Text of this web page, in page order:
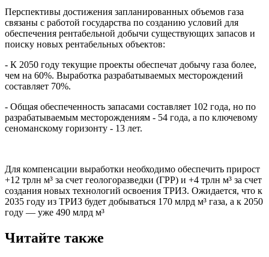
Перспективы достижения запланированных объемов газа
связаны с работой государства по созданию условий для
обеспечения рентабельной добычи существующих запасов и
поиску новых рентабельных объектов:
- К 2050 году текущие проекты обеспечат добычу газа более,
чем на 60%. Выработка разрабатываемых месторождений
составляет 70%.
- Общая обеспеченность запасами составляет 102 года, но по
разрабатываемым месторождениям - 54 года, а по ключевому
сеноманскому горизонту - 13 лет.
Для компенсации выработки необходимо обеспечить прирост
+12 трлн м³ за счет геологоразведки (ГРР) и +4 трлн м³ за счет
создания новых технологий освоения ТРИЗ. Ожидается, что к
2035 году из ТРИЗ будет добываться 170 млрд м³ газа, а к 2050
году — уже 490 млрд м³
Читайте также